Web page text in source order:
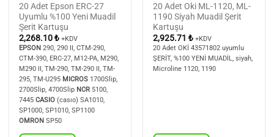
20 Adet Epson ERC-27
Uyumlu %100 Yeni Muadil
Şerit Kartuşu
2,268.10₺ +KDV
EPSON 290, 290 II, CTM-290,
CTM-390, ERC-27, M12-PA, M290,
M290 II, TM-290, TM-290 II, TM-
295, TM-U295 MICROS 1700Slip,
2700Slip, 4700Slip NCR 5100,
7445CASIO (casıo) SA1010,
SP1000, SP1010, SP1100
OMRON SP50
20 Adet Oki ML-1120, ML-
1190 Siyah Muadil Şerit
Kartuşu
2,925.71₺ +KDV
20 Adet OKİ 43571802 uyumlu
ŞERİT, %100 YENİ MUADİL, siyah,
Microline 1120, 1190